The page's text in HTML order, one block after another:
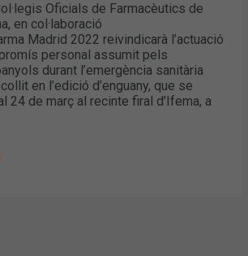
Oficials de Farmacèutics de
​​en col·laboració
Madrid 2022 reivindicarà l’actuació
personal assumit pels
durant l’emergència sanitària
en l’edició d’enguany, que se
24 de març al recinte firal d’Ifema, a